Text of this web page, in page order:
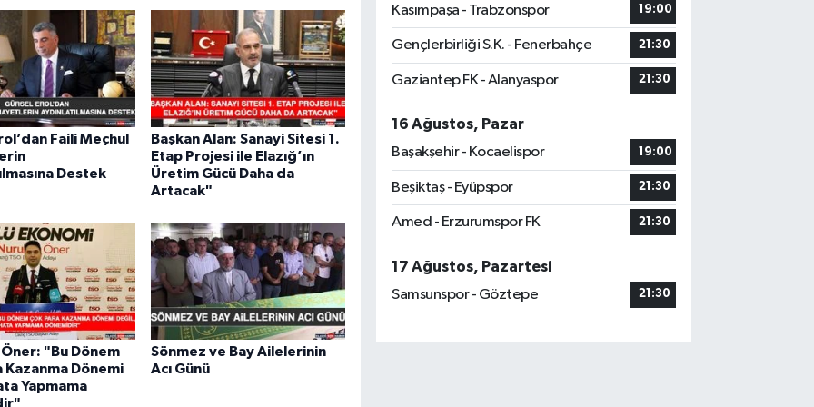
Faili Meçhul
Destek
Başkan Alan: Sanayi Sitesi 1.
Etap Projesi ile Elazığ’ın
Üretim Gücü Daha da
Artacak"
"Bu Dönem
Kazanma Dönemi
Yapmama
Sönmez ve Bay Ailelerinin
Acı Günü
Kasımpaşa - Trabzonspor 19:00
Gençlerbirliği S.K. - Fenerbahçe 21:30
Gaziantep FK - Alanyaspor 21:30
16 Ağustos, Pazar
Başakşehir - Kocaelispor
19:00
Beşiktaş - Eyüpspor 21:30
Amed - Erzurumspor FK 21:30
17 Ağustos, Pazartesi
Samsunspor - Göztepe
21:30